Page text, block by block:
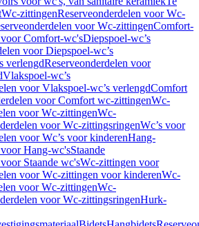
Wc-zittingenReserveonderdelen voor Wc-
voor Wc-zittingenComfort-
Comfort-wc'sDiepspoel-wc’s
voor Diepspoel-wc’s
verlengdReserveonderdelen voor
Vlakspoel-wc’s
voor Vlakspoel-wc’s verlengdComfort
voor Comfort wc-zittingenWc-
voor Wc-zittingenWc-
voor Wc-zittingsringenWc’s voor
voor Wc’s voor kinderenHang-
Hang-wc'sStaande
Staande wc'sWc-zittingen voor
voor Wc-zittingen voor kinderenWc-
voor Wc-zittingenWc-
voor Wc-zittingsringenHurk-